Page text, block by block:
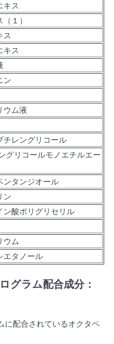
キス
１）
ス
キス
ン
ウム液
チレングリコール
グリコールモノエチルエー
ンタンジオール
ン
ン酸ポリグリセリル
ウム
エタノール
グラム配合成分：
に配合されているオクタペ